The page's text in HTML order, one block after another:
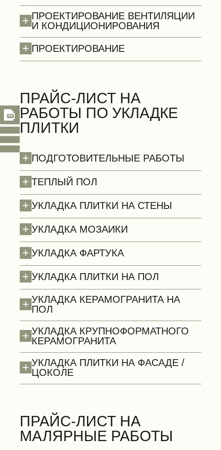
Потолки (демонтаж)
+ ПРОЕКТИРОВАНИЕ ВЕНТИЛЯЦИИ
И КОНДИЦИОНИРОВАНИЯ
+ ПРОЕКТИРОВАНИЕ
БЕСПЛАТНО
ПРАЙС-ЛИСТ НА
РАБОТЫ ПО УКЛАДКЕ
ПЛИТКИ
+ ПОДГОТОВИТЕЛЬНЫЕ РАБОТЫ
+ ТЕПЛЫЙ ПОЛ
+ УКЛАДКА ПЛИТКИ НА СТЕНЫ
+ УКЛАДКА МОЗАИКИ
+ УКЛАДКА ФАРТУКА
+ УКЛАДКА ПЛИТКИ НА ПОЛ
+ УКЛАДКА КЕРАМОГРАНИТА НА
ПОЛ
+ УКЛАДКА КРУПНОФОРМАТНОГО
КЕРАМОГРАНИТА
+ УКЛАДКА ПЛИТКИ НА ФАСАДЕ /
ЦОКОЛЕ
ПРАЙС-ЛИСТ НА
МАЛЯРНЫЕ РАБОТЫ